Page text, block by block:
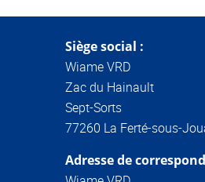
Siège social :
Wiame VRD
Zac du Hainault
Sept-Sorts
77260 La Ferté-sous-
Adresse de